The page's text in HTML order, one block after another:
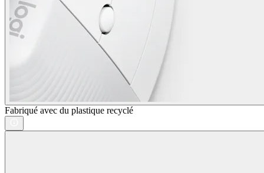
Fabriqué avec du plastique recyclé